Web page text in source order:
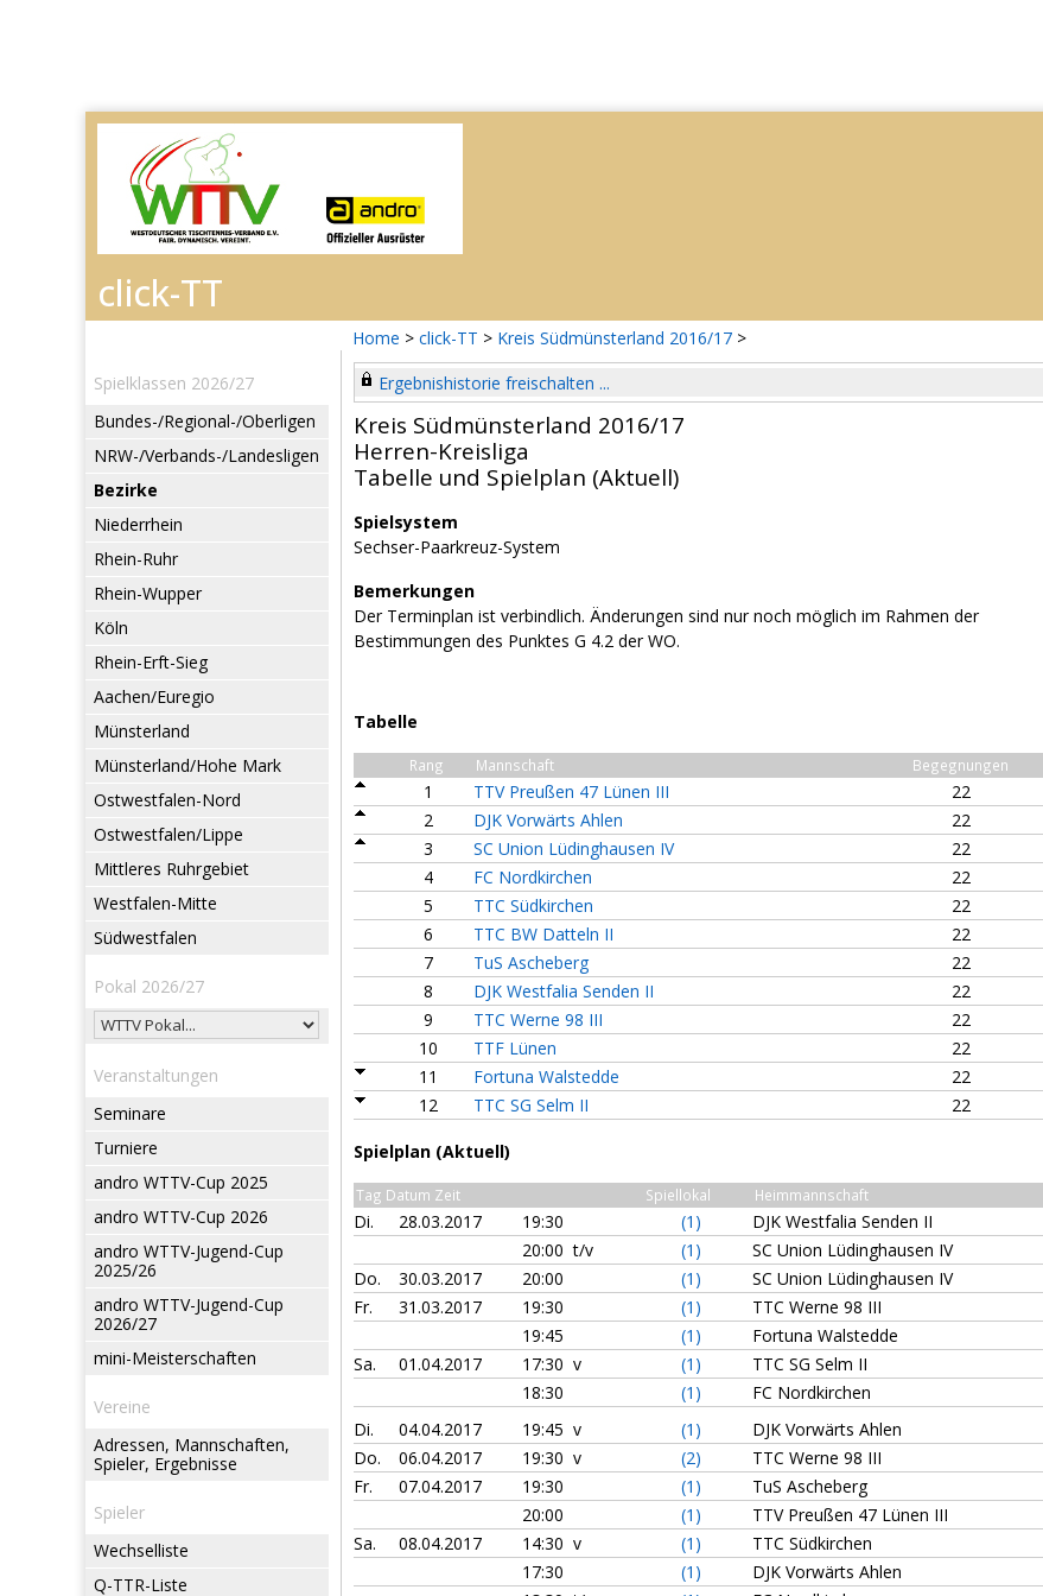
Home > click-TT > Kreis Südmünsterland 2016/17 >
Spielklassen 2026/27
Bundes-/Regional-/Oberligen
NRW-/Verbands-/Landesligen
Bezirke
Niederrhein
Rhein-Ruhr
Rhein-Wupper
Köln
Rhein-Erft-Sieg
Aachen/Euregio
Münsterland
Münsterland/Hohe Mark
Ostwestfalen-Nord
Ostwestfalen/Lippe
Mittleres Ruhrgebiet
Westfalen-Mitte
Südwestfalen
Pokal 2026/27
Veranstaltungen
Seminare
Turniere
andro WTTV-Cup 2025
andro WTTV-Cup 2026
andro WTTV-Jugend-Cup
2025/26
andro WTTV-Jugend-Cup
2026/27
mini-Meisterschaften
Vereine
Adressen, Mannschaften,
Spieler, Ergebnisse
Spieler
Wechselliste
Q-TTR-Liste
Ergebnishistorie freischalten ...
Kreis Südmünsterland 2016/17
Herren-Kreisliga
Tabelle und Spielplan (Aktuell)
Spielsystem
Sechser-Paarkreuz-System
Bemerkungen
Der Terminplan ist verbindlich. Änderungen sind nur noch möglich im Rahmen der
Bestimmungen des Punktes G 4.2 der WO.
Tabelle
Rang Mannschaft Begegnungen
1 TTV Preußen 47 Lünen III 22
2
DJK Vorwärts Ahlen 22
3
SC Union Lüdinghausen IV 22
4
FC Nordkirchen 22
5
TTC Südkirchen 22
6
TTC BW Datteln II 22
7
TuS Ascheberg 22
8
DJK Westfalia Senden II 22
9
TTC Werne 98 III 22
10
TTF Lünen 22
11
Fortuna Walstedde 22
12
TTC SG Selm II 22
Spielplan (Aktuell)
Tag Datum Zeit Spiellokal Heimmannschaft
Di. 28.03.2017 19:30 (1) DJK Westfalia Senden II
20:00 t/v
(1) SC Union Lüdinghausen IV
Do.
30.03.2017 20:00 (1) SC Union Lüdinghausen IV
Fr.
31.03.2017 19:30 (1) TTC Werne 98 III
19:45
(1) Fortuna Walstedde
Sa.
01.04.2017 17:30 v (1) TTC SG Selm II
18:30
(1) FC Nordkirchen
Di.
04.04.2017 19:45 v (1) DJK Vorwärts Ahlen
Do.
06.04.2017 19:30 v (2) TTC Werne 98 III
Fr.
07.04.2017 19:30 (1) TuS Ascheberg
20:00
(1) TTV Preußen 47 Lünen III
Sa.
08.04.2017 14:30 v (1) TTC Südkirchen
17:30
(1) DJK Vorwärts Ahlen